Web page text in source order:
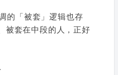
「被套」逻辑也存
被套在中段的人，正好